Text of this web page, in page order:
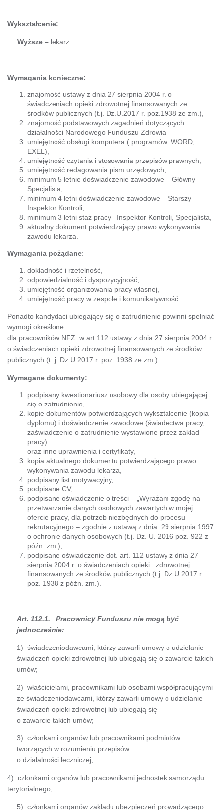
Wykształcenie:
Wyższe – lekarz
Wymagania konieczne:
znajomość ustawy z dnia 27 sierpnia 2004 r. o
świadczeniach opieki zdrowotnej finansowanych ze
środków publicznych (t.j. Dz.U.2017 r. poz.1938 ze zm.),
znajomość podstawowych zagadnień dotyczących
działalności Narodowego Funduszu Zdrowia,
umiejętność obsługi komputera ( programów: WORD,
EXEL),
umiejętność czytania i stosowania przepisów prawnych,
umiejętność redagowania pism urzędowych,
minimum 5 letnie doświadczenie zawodowe – Główny
Specjalista,
minimum 4 letni doświadczenie zawodowe – Starszy
Inspektor Kontroli,
minimum 3 letni staż pracy– Inspektor Kontroli, Specjalista,
aktualny dokument potwierdzający prawo wykonywania
zawodu lekarza.
Wymagania pożądane:
dokładność i rzetelność,
odpowiedzialność i dyspozycyjność,
umiejętność organizowania pracy własnej,
umiejętność pracy w zespole i komunikatywność.
Ponadto kandydaci ubiegający się o zatrudnienie powinni spełniać
wymogi określone
dla pracowników NFZ w art.112 ustawy z dnia 27 sierpnia 2004 r.
o świadczeniach opieki zdrowotnej finansowanych ze środków
publicznych (t. j. Dz.U.2017 r. poz. 1938 ze zm.).
Wymagane dokumenty:
podpisany kwestionariusz osobowy dla osoby ubiegającej
się o zatrudnienie,
kopie dokumentów potwierdzających wykształcenie (kopia
dyplomu) i doświadczenie zawodowe (świadectwa pracy,
zaświadczenie o zatrudnienie wystawione przez zakład
pracy)
oraz inne uprawnienia i certyfikaty,
kopia aktualnego dokumentu potwierdzającego prawo
wykonywania zawodu lekarza,
podpisany list motywacyjny,
podpisane CV,
podpisane oświadczenie o treści – „Wyrażam zgodę na
przetwarzanie danych osobowych zawartych w mojej
ofercie pracy, dla potrzeb niezbędnych do procesu
rekrutacyjnego – zgodnie z ustawą z dnia 29 sierpnia 1997
o ochronie danych osobowych (t.j. Dz. U. 2016 poz. 922 z
późn. zm.),
podpisane oświadczenie dot. art. 112 ustawy z dnia 27
sierpnia 2004 r. o świadczeniach opieki zdrowotnej
finansowanych ze środków publicznych (t.j. Dz.U.2017 r.
poz. 1938 z późn. zm.).
Art. 112.1. Pracownicy Funduszu nie mogą być
jednocześnie:
1) świadczeniodawcami, którzy zawarli umowy o udzielanie
świadczeń opieki zdrowotnej lub ubiegają się o zawarcie takich
umów;
2) właścicielami, pracownikami lub osobami współpracującymi
ze świadczeniodawcami, którzy zawarli umowy o udzielanie
świadczeń opieki zdrowotnej lub ubiegają się
o zawarcie takich umów;
3) członkami organów lub pracownikami podmiotów
tworzących w rozumieniu przepisów
o działalności leczniczej;
4) członkami organów lub pracownikami jednostek samorządu
terytorialnego;
5) członkami organów zakładu ubezpieczeń prowadzącego